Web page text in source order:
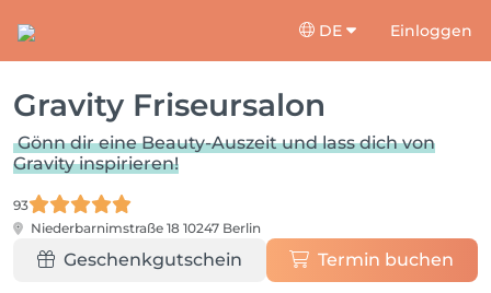
DE Einloggen
Gravity Friseursalon
Gönn dir eine Beauty-Auszeit und lass dich von
Gravity inspirieren!
93
Niederbarnimstraße 18 10247 Berlin
Geschenkgutschein Termin buchen